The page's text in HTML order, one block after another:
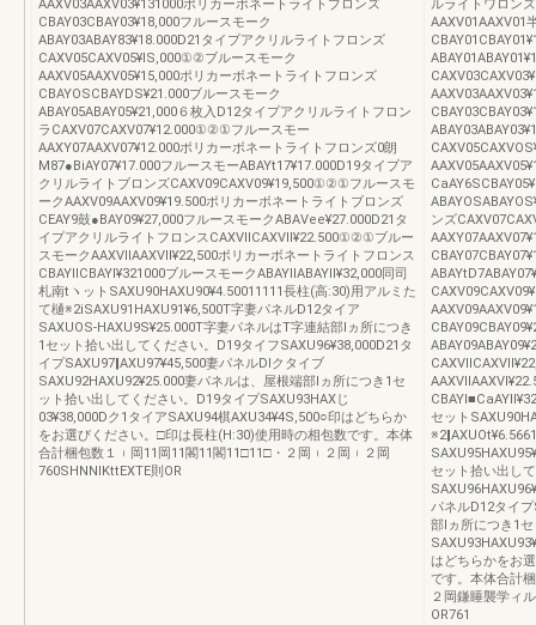
AAXV03AAXV03¥131000ポリカーボネートライトブロンズ
CBAY03CBAY03¥18,000フルースモーク
ABAY03ABAY83¥18.000D21タイプアクリルライトフロンズ
CAXV05CAXV05¥lS,000①②ブルースモーク
AAXV05AAXV05¥15,000ポリカーボネートライトフロンズ
CBAYOSCBAYDS¥21.000ブルースモーク
ABAY05ABAY05¥21,000６枚入D12タイプアクリルライトフロン
ラCAXV07CAXV07¥12.000①②①フルースモー
AAXY07AAXV07¥12.000ポリカーボネートライトフロンズ0朗
M87●BiAY07¥17.000フルースモーABAYt17¥17.000D19タイプア
クリルライトブロンズCAXV09CAXV09¥19,500①②①フルースモ
ークAAXV09AAXV09¥19.500ポリカーボネートライトブロンズ
CEAY9鼓●BAY09¥27,000フルースモークABAVee¥27.000D21タ
イプアクリルライトフロンスCAXVllCAXVll¥22.500①②①ブルー
スモークAAXVllAAXVll¥22,500ポリカーボネートライトフロンス
CBAYllCBAYl¥321000ブルースモークABAYllABAYll¥32,000同司
札南tヽットSAXU90HAXU90¥4.50011111長柱(高:30)用アルミた
て樋※2iSAXU91HAXU91¥6,500T字妻パネルD12タイア
SAXUOS‐HAXU9S¥25.000T字妻パネルはT字連結部lヵ所につき
1セット拾い出してください。D19タイフSAXU96¥38,000D21タ
イプSAXU97‖AXU97¥45,500妻パネルDlクタイブ
SAXU92HAXU92¥25.000妻パネルは、屋根端部lヵ所につき1セ
ット拾い出してください。D19タイプSAXU93HAXじ
03¥38,000Dク1タイアSAXU94棋AXU34¥4S,500○印はどちらか
をお選びください。□印は長柱(H:30)使用時の相包数です。本体
合計梱包数１︲岡11岡11閣11閣11□11□・２岡︲２岡︲２岡
760SHNNIKttEXTE則OR
ルライトワロン
AAXV01AAXV01
ンズ
セット
セット拾い出し
パネルD12タイ
部lヵ所につき1
はどちらかをお
です。本体合計
２岡鎌睡襲学ィ
OR761